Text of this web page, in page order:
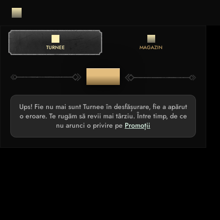
TURNEE MAGAZIN
TURNEE
Ups! Fie nu mai sunt Turnee în desfășurare, fie a apărut
o eroare. Te rugăm să revii mai târziu. Între timp, de ce
nu arunci o privire pe Promoții